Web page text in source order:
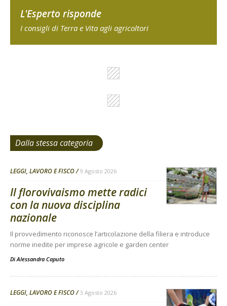
L'Esperto risponde
I consigli di Terra e Vita agli agricoltori
Dalla stessa categoria
LEGGI, LAVORO E FISCO 9 Agosto 2026
Il florovivaismo mette radici
con la nuova disciplina
nazionale
Il provvedimento riconosce l’articolazione della filiera e introduce
norme inedite per imprese agricole e garden center
DiAlessandra Caputo
LEGGI, LAVORO E FISCO 3 Agosto 2026